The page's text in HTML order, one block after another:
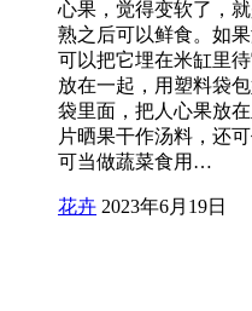
心果，觉得变软了，
熟之后可以鲜食。如
可以把它埋在米缸里
放在一起，用塑料袋
袋里面，把人心果放
片晒果干作汤料，还
可当做蔬菜食用…
花卉 2023年6月19日